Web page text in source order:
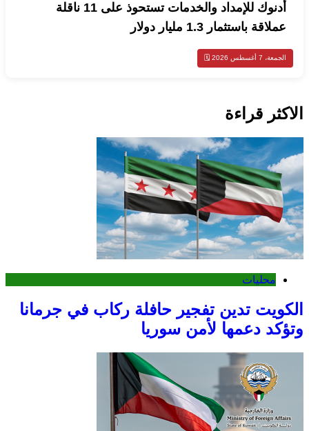
أدنوك للإمداد والخدمات تستحوذ على 11 ناقلة
عملاقة باستثمار 1.3 مليار دولار
الجمعة، 7 أغسطس 2026 🗓️
الاكثر قراءة
محليات
الكويت تدين تفجير حافلة ركاب في جرمانا
وتؤكد دعمها لأمن سوريا